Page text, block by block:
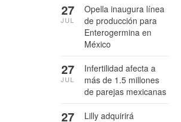
Opella inaugura línea
de producción para
Enterogermina en
México
27
JUL
Infertilidad afecta a
más de 1.5 millones
de parejas mexicanas
27
JUL
Lilly adquirirá
27